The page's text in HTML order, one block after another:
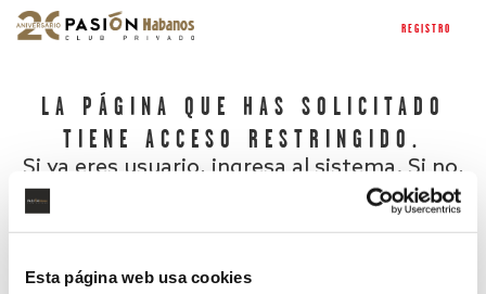
Esta página web usa cookies
REGISTRO
LA PÁGINA QUE HAS SOLICITADO
TIENE ACCESO RESTRINGIDO.
Si ya eres usuario, ingresa al sistema. Si no,